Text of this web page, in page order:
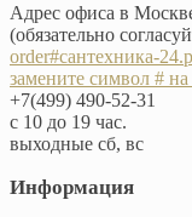
Адрес офиса в
(обязательно
order#сантехника-
замените символ # на
+7(499) 490-52-31
с 10 до 19 час.
выходные сб, вс
Информация